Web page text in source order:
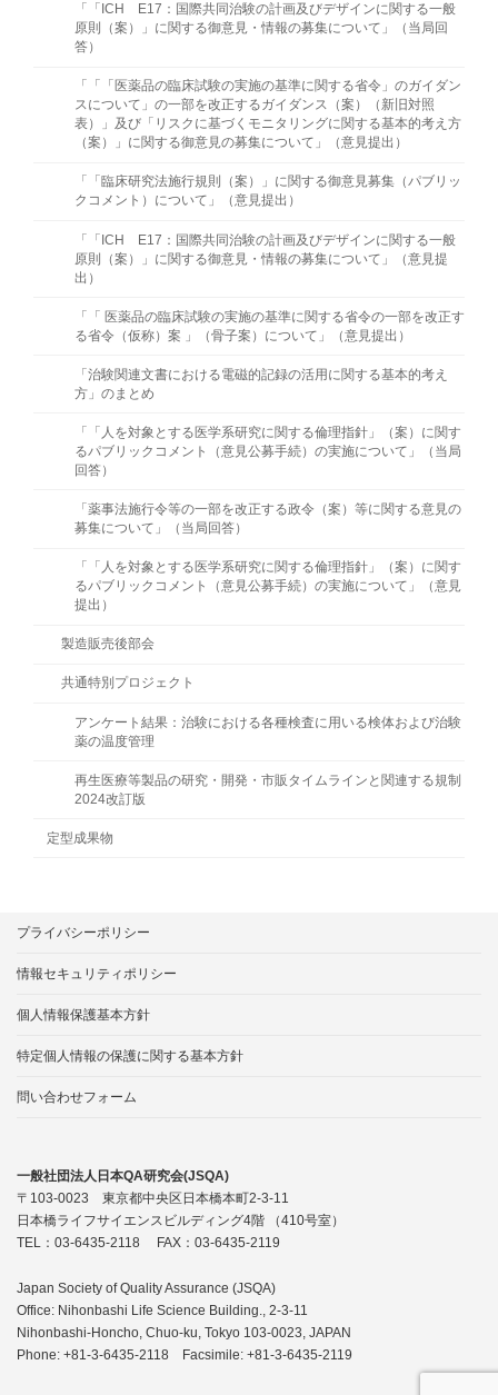
「「ICH E17：国際共同治験の計画及びデザインに関する一般
原則（案）」に関する御意見・情報の募集について」（当局回
答）
「「「医薬品の臨床試験の実施の基準に関する省令」のガイダン
スについて」の一部を改正するガイダンス（案）（新旧対照
表）」及び「リスクに基づくモニタリングに関する基本的考え方
（案）」に関する御意見の募集について」（意⾒提出）
「「臨床研究法施行規則（案）」に関する御意見募集（パブリッ
クコメント）について」（意⾒提出）
「「ICH E17：国際共同治験の計画及びデザインに関する一般
原則（案）」に関する御意見・情報の募集について」（意見提
出）
「「 医薬品の臨床試験の実施の基準に関する省令の一部を改正す
る省令（仮称）案 」（骨子案）について」（意見提出）
「治験関連文書における電磁的記録の活用に関する基本的考え
方」のまとめ
「「人を対象とする医学系研究に関する倫理指針」（案）に関す
るパブリックコメント（意見公募手続）の実施について」（当局
回答）
「薬事法施行令等の一部を改正する政令（案）等に関する意見の
募集について」（当局回答）
「「人を対象とする医学系研究に関する倫理指針」（案）に関す
るパブリックコメント（意見公募手続）の実施について」（意見
提出）
製造販売後部会
共通特別プロジェクト
アンケート結果：治験における各種検査に用いる検体および治験
薬の温度管理
再生医療等製品の研究・開発・市販タイムラインと関連する規制
2024改訂版
定型成果物
プライバシーポリシー
情報セキュリティポリシー
個人情報保護基本方針
特定個人情報の保護に関する基本方針
問い合わせフォーム
一般社団法人日本QA研究会(JSQA)
〒103-0023 東京都中央区日本橋本町2-3-11
日本橋ライフサイエンスビルディング4階 （410号室）
TEL：03-6435-2118 FAX：03-6435-2119
Japan Society of Quality Assurance (JSQA)
Office: Nihonbashi Life Science Building., 2-3-11
Nihonbashi-Honcho, Chuo-ku, Tokyo 103-0023, JAPAN
Phone: +81-3-6435-2118 Facsimile: +81-3-6435-2119